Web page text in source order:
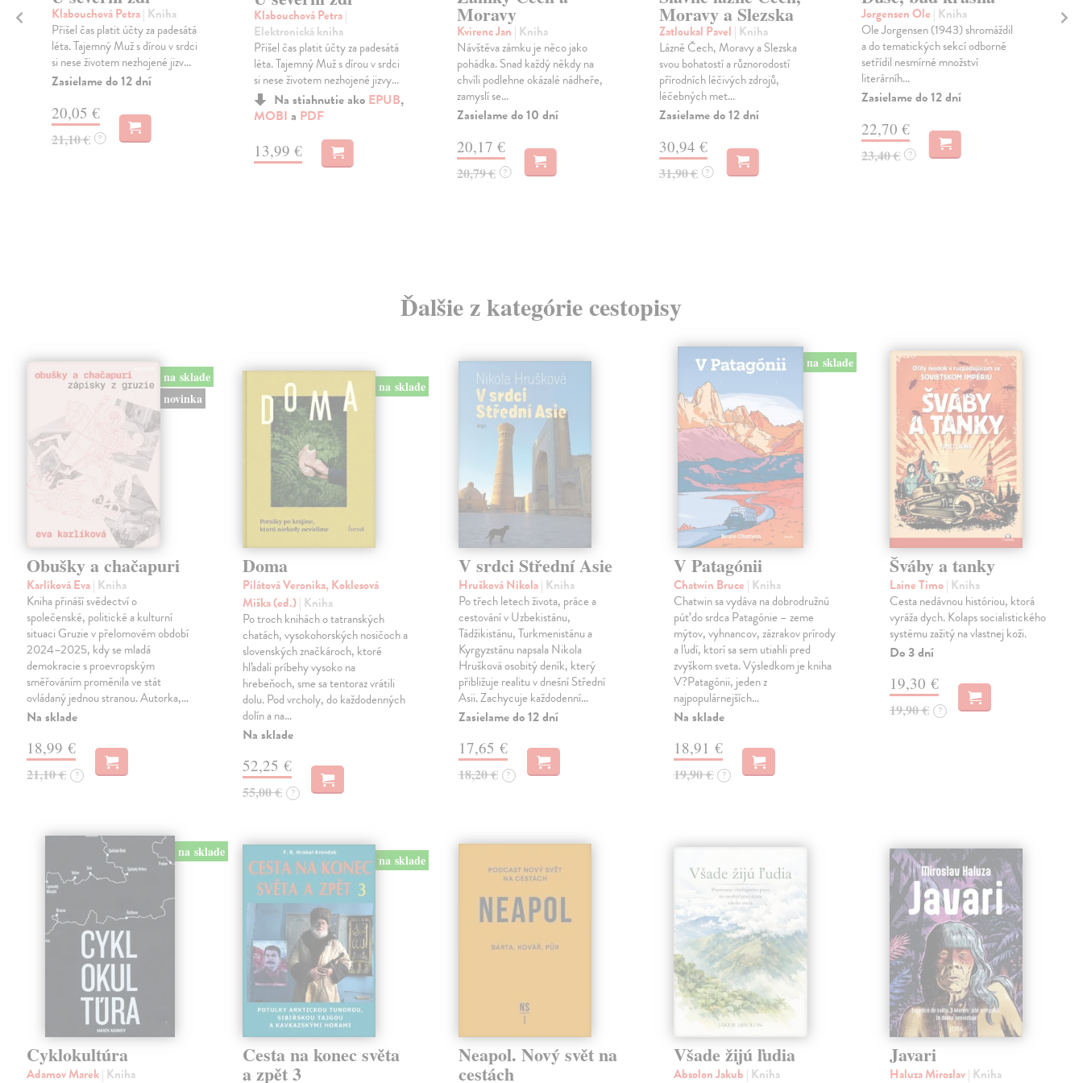
Klabouchová Petra| Kniha
Přišel čas platit účty za padesátá
léta. Tajemný Muž s dírou v srdci
si nese životem nezhojené jizv...
Zasielame do 12 dní
20,05 €
21,10 € ?
Klabouchová Petra|
Elektronická kniha
Přišel čas platit účty za padesátá
léta. Tajemný Muž s dírou v srdci
si nese životem nezhojené jizvy...
Na stiahnutie ako EPUB,
MOBI a PDF
13,99 €
Moravy
Kvirenc Jan | Kniha
Návštěva zámku je něco jako
pohádka. Snad každý někdy na
chvíli podlehne okázalé nádheře,
zamyslí se...
Zasielame do 10 dní
20,17 €
20,79 € ?
Moravy a Slezska
Zatloukal Pavel | Kniha
Lázně Čech, Moravy a Slezska
svou bohatostí a různorodostí
přírodních léčivých zdrojů,
léčebných met...
Zasielame do 12 dní
30,94 €
31,90 € ?
Jorgensen Ole | Kniha
Ole Jorgensen (1943) shromáždil
a do tematických sekcí odborně
setřídil nesmírné množství
literárníh...
Zasielame do 12 dní
22,70 €
23,40 € ?
Ďalšie z kategórie cestopisy
na sklade
novinka
Obušky a chačapuri
Karlíková Eva| Kniha
Kniha přináší svědectví o
společenské, politické a kulturní
situaci Gruzie v přelomovém období
2024–2025, kdy se mladá
demokracie s proevropským
směřováním proměnila ve stát
ovládaný jednou stranou. Autorka,…
Na sklade
18,99 €
21,10 € ?
na sklade
Doma
Pilátová Veronika, Koklesová
Miška (ed.)| Kniha
Po troch knihách o tatranských
chatách, vysokohorských nosičoch a
slovenských značkároch, ktoré
hľadali príbehy vysoko na
hrebeňoch, sme sa tentoraz vrátili
dolu. Pod vrcholy, do každodenných
dolín a na…
Na sklade
52,25 €
55,00 € ?
V srdci Střední Asie
Hrušková Nikola| Kniha
Po třech letech života, práce a
cestování v Uzbekistánu,
Tádžikistánu, Turkmenistánu a
Kyrgyzstánu napsala Nikola
Hrušková osobitý deník, který
přibližuje realitu v dnešní Střední
Asii. Zachycuje každodenní…
Zasielame do 12 dní
17,65 €
18,20 € ?
na sklade
V Patagónii
Chatwin Bruce | Kniha
Chatwin sa vydáva na dobrodružnú
púť do srdca Patagónie – zeme
mýtov, vyhnancov, zázrakov prírody
a ľudí, ktorí sa sem utiahli pred
zvyškom sveta. Výsledkom je kniha
V?Patagónii, jeden z
najpopulárnejších…
Na sklade
18,91 €
19,90 € ?
Šváby a tanky
Laine Timo| Kniha
Cesta nedávnou históriou, ktorá
vyráža dych. Kolaps socialistického
systému zažitý na vlastnej koži.
Do 3 dní
19,30 €
19,90 € ?
na sklade
Cyklokultúra
Adamov Marek| Kniha
na sklade
Cesta na konec světa
a zpět 3
Neapol. Nový svět na
cestách
Všade žijú ľudia
Absolon Jakub | Kniha
Javari
Haluza Miroslav| Kniha